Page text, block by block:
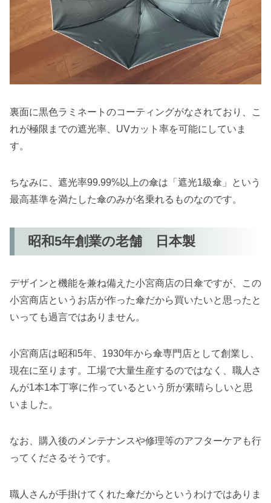
裏面に黒色ラミネートのコーティングがなされており、こ
れが極限までの遮光率、UVカット率を可能にしていま
す。
ちなみに、遮光率99.99%以上の傘は「遮光1級傘」という
最高基準を満たした傘のみが名乗れるものなのです。
昭和5年創業の老舗 日本製
デザインと機能を兼ね備えた小宮商店の日傘ですが、この
小宮商店というお店が作った傘だから買いたいと思ったと
いっても過言ではありません。
小宮商店は昭和5年、1930年から傘専門店として創業し、
現在に至ります。工場で大量生産するのではなく、職人さ
んが1本1本丁寧に作っているという所が素晴らしいと思
いました。
なお、購入後のメンテナンスや修理等のアフターケアも行
ってくださるそうです。
職人さんが手掛けてくれた傘だからというわけではありま